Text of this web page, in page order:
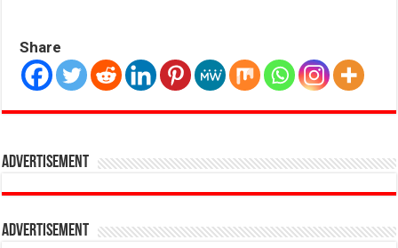
Share
Advertisement
Advertisement